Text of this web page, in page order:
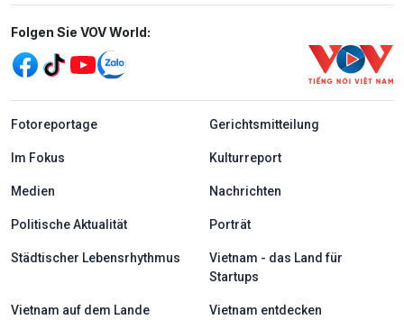
Mạng xã hội
Folgen Sie VOV World:
menu footer tiếng Đức
Fotoreportage Gerichtsmitteilung
Im Fokus Kulturreport
Medien Nachrichten
Politische Aktualität Porträt
Städtischer Lebensrhythmus
Vietnam - das Land für
Startups
Vietnam auf dem Lande Vietnam entdecken